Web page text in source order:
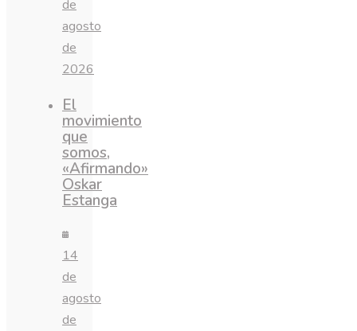
de
agosto
de
2026
El
movimiento
que
somos,
«Afirmando»
Oskar
Estanga
14
de
agosto
de